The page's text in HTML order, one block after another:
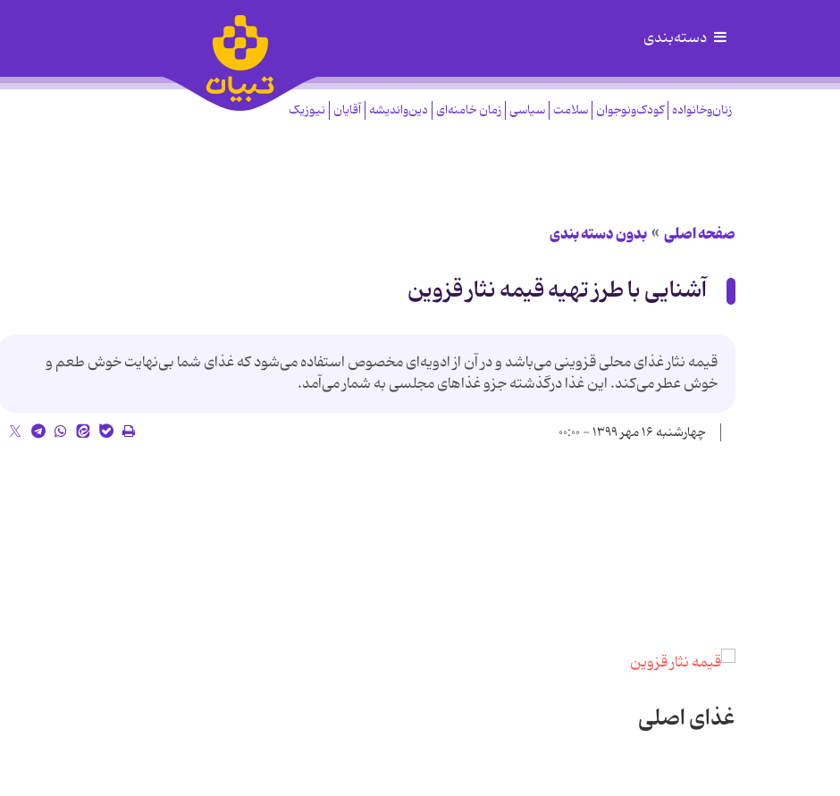
دسته‌بندی
زنان‌وخانواده کودک‌ونوجوان سلامت سیاسی زمان خامنه‌ای دین‌واندیشه آقایان نیوزیک
صفحه اصلی بدون دسته بندی
آشنایی با طرز تهیه قیمه نثار قزوین
قیمه نثار غذای محلی قزوینی می‌باشد و در آن از ادویه‌ای مخصوص استفاده می‌شود که غذای شما بی‌نهایت خوش طعم و
خوش عطر می‌کند. این غذا درگذشته جزو غذاهای مجلسی به شمار می‌آمد.
چهارشنبه ۱۶ مهر ۱۳۹۹ - ۰۰:۰۰
غذای اصلی